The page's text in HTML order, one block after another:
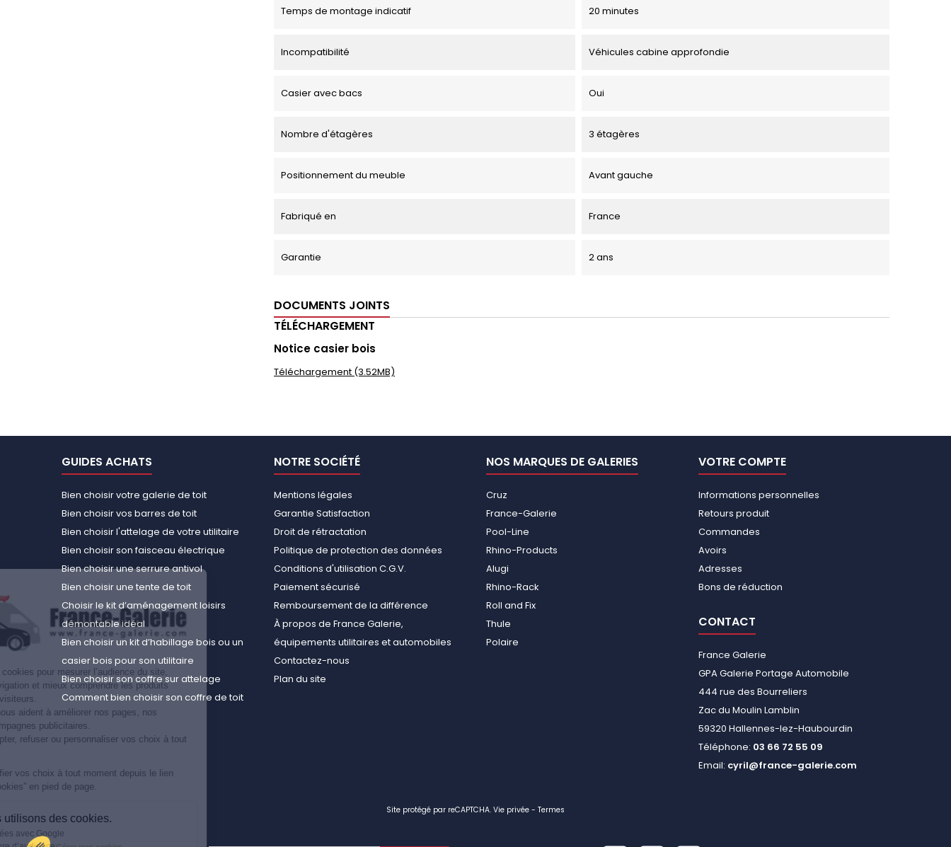
Nous utilisons des cookies pour mesurer l’audience du site,
améliorer votre navigation et mieux comprendre les produits
consultés par nos visiteurs.
Ces informations nous aident à améliorer nos pages, nos
conseils et nos campagnes publicitaires.
Vous pouvez accepter, refuser ou personnaliser vos choix à tout
Vous pouvez modifier vos choix à tout moment depuis le lien
“Préférences de cookies” en pied de page.
Pourquoi nous utilisons des cookies.
Partage de données avec Google
Temps de montage indicatif 20 minutes
Incompatibilité Véhicules cabine approfondie
Casier avec bacs Oui
Nombre d'étagères 3 étagères
Positionnement du meuble Avant gauche
Fabriqué en France
Garantie 2 ans
DOCUMENTS JOINTS
TÉLÉCHARGEMENT
Notice casier bois
Téléchargement (3.52MB)
GUIDES ACHATS
Bien choisir votre galerie de toit
Bien choisir vos barres de toit
Bien choisir l'attelage de votre utilitaire
Bien choisir son faisceau électrique
Bien choisir une serrure antivol
Bien choisir une tente de toit
Choisir le kit d’aménagement loisirs
démontable idéal
Bien choisir un kit d’habillage bois ou un
casier bois pour son utilitaire
Bien choisir son coffre sur attelage
Comment bien choisir son coffre de toit
NOTRE SOCIÉTÉ
Mentions légales
Garantie Satisfaction
Droit de rétractation
Politique de protection des données
Conditions d'utilisation C.G.V.
Paiement sécurisé
Remboursement de la différence
À propos de France Galerie,
équipements utilitaires et automobiles
Contactez-nous
Plan du site
NOS MARQUES DE GALERIES
Cruz
France-Galerie
Pool-Line
Rhino-Products
Alugi
Rhino-Rack
Roll and Fix
Thule
Polaire
VOTRE COMPTE
Informations personnelles
Retours produit
Commandes
Avoirs
Adresses
Bons de réduction
CONTACT
France Galerie
GPA Galerie Portage Automobile
444 rue des Bourreliers
Zac du Moulin Lamblin
59320 Hallennes-lez-Haubourdin
Téléphone: 03 66 72 55 09
Email: cyril@france-galerie.com
Site protégé par reCAPTCHA. Vie privée - Termes